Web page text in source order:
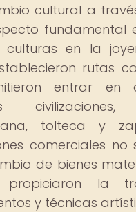
cultural a
fundamental
en la
rutas
entrar en
tolteca y
comerciales no
de bienes
propiciaron la
y técnicas